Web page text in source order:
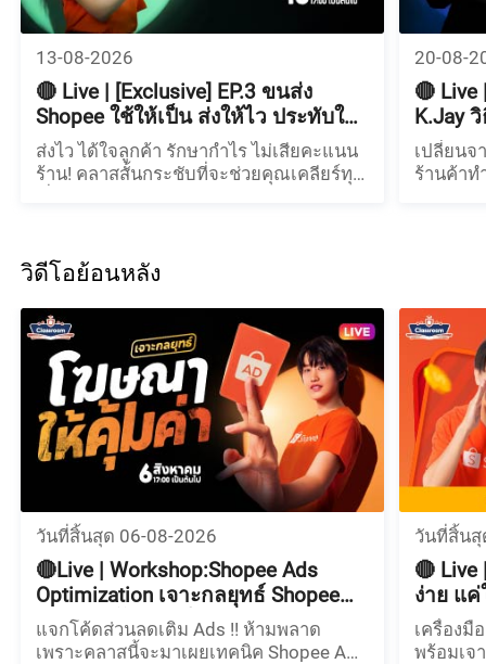
13-08-2026
🔴 Live | [Exclusive] EP.3 ขนส่ง
Shopee ใช้ให้เป็น ส่งให้ไว ประทับใจ
ลูกค้า
ส่งไว ได้ใจลูกค้า รักษากำไร ไม่เสียคะแนน
ร้าน! คลาสสั้นกระชับที่จะช่วยคุณเคลียร์ทุก
20-08-
🔴 Live
K.Jay
เงินล้า
เปลี่ยนจ
ร้านค้าท
วิดีโอย้อนหลัง
วันที่สิ้นสุด 06-08-2026
🔴Live | Workshop:Shopee Ads
Optimization เจาะกลยุทธ์ Shopee
Ads ปรับโฆษณาให้คุ้มค่า
แจกโค้ดส่วนลดเติม Ads !! ห้ามพลาด
เพราะคลาสนี้จะมาเผยเทคนิค Shopee Ads
วันที่สิ้นสุ
🔴
ง่าย แ
เครื่องมื
พร้อมเจ